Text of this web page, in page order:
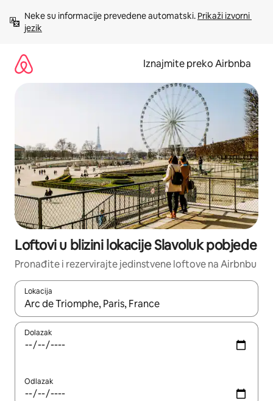
sadržaj
Neke su informacije prevedene automatski. Prikaži izvorni
jezik
Iznajmite preko Airbnba
Loftovi u blizini lokacije Slavoluk pobjede
Pronađite i rezervirajte jedinstvene loftove na Airbnbu
Lokacija
Kada budu dostupni rezultati, moći ćete ih pregledati
Dolazak
Odlazak